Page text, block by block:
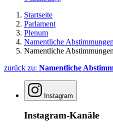
Startseite
Parlament
Plenum
Namentliche Abstimmungen
Namentliche Abstimmungen
zurück zu: Namentliche
Instagram
Instagram-Kanäle